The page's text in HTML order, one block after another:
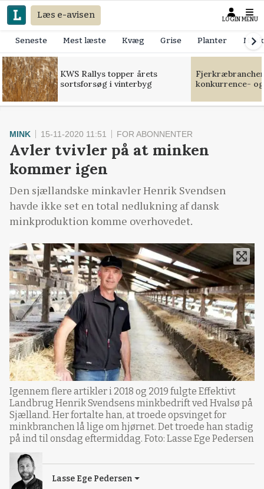
Læs e-avisen LOGIN MENU
Seneste Mest læste Kvæg Grise Planter
KWS Rallys topper årets
sortsforsøg i vinterbyg
konkurrence-
MINK 15-11-2020 11:51 FOR ABONNENTER
Avler tvivler på at minken
kommer igen
Den sjællandske minkavler Henrik Svendsen
havde ikke set en total nedlukning af dansk
minkproduktion komme overhovedet.
Igennem flere artikler i 2018 og 2019 fulgte Effektivt
Landbrug Henrik Svendsens minkbedrift ved Hvalsø på
Sjælland. Her fortalte han, at troede opsvinget for
minkbranchen lå lige om hjørnet. Det troede han stadig
på ind til onsdag eftermiddag. Foto: Lasse Ege Pedersen
Lasse Ege Pedersen